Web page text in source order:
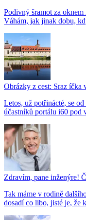
Podivný šramot za
Váhám, jak jinak dobu,
Obrázky z cest: Sraz íčka
Letos, už potřinácté, se
účastníků portálu i60 pod
Zdravím, pane inženýre!
Tak máme v rodině
dosadí co libo, jisté je, že